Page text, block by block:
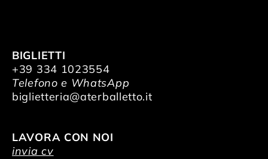
BIGLIETTI
+39 334 1023554
Telefono e WhatsApp
biglietteria@aterballetto.it
LAVORA CON NOI
invia cv